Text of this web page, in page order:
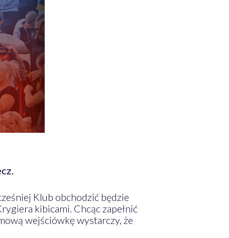
Klub obchodzić będzie
kibicami. Chcąc zapełnić
wejściówkę wystarczy, że